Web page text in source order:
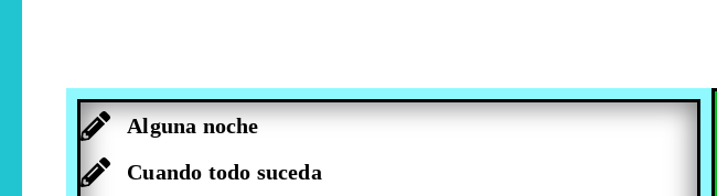
Alguna noche
Cuando todo suceda